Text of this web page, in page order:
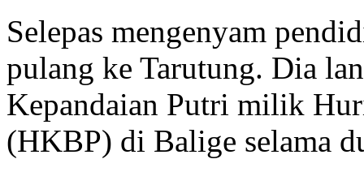
Selepas mengenyam
pulang ke Tarutung. Dia
Kepandaian Putri milik
(HKBP) di Balige selama